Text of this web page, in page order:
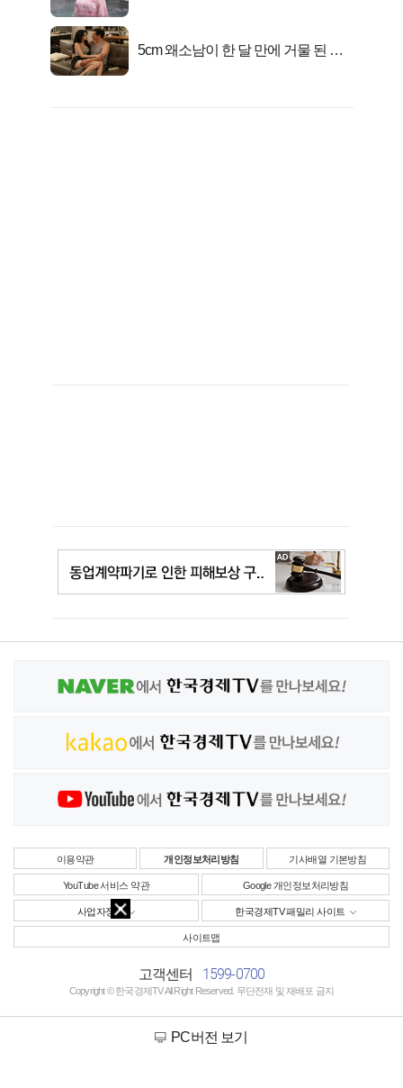
5cm 왜소남이 한 달 만에 거물 된 사
이용약관 개인정보처리방침 기사배열 기본방침
YouTube 서비스 약관 Google 개인정보처리방침
사업자정보 한국경제TV 패밀리 사이트
사이트맵
고객센터 1599-0700
Copyright © 한국경제TV All Right Reserved. 무단전재 및 재배포 금지
PC버전 보기